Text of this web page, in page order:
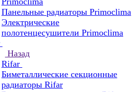
Панельные радиаторы Primoclima
Электрические
полотенцесушители Primoclima
Назад
Rifar
Биметаллические секционные
радиаторы Rifar